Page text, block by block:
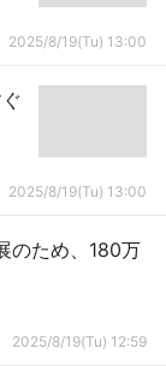
2025/8/19(Tu) 13:00
2025/8/19(Tu) 13:00
のため、180万
2025/8/19(Tu) 12:59